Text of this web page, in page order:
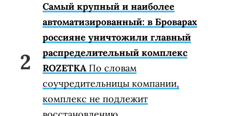
Самый крупный и наиболее
автоматизированный: в Броварах
россияне уничтожили главный
распределительный комплекс
ROZETKA По словам
соучредительницы компании,
комплекс не подлежит